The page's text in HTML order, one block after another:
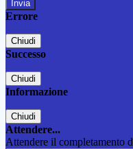
Errore
Chiudi
Successo
Chiudi
Informazione
Chiudi
Attendere...
Attendere il completamento